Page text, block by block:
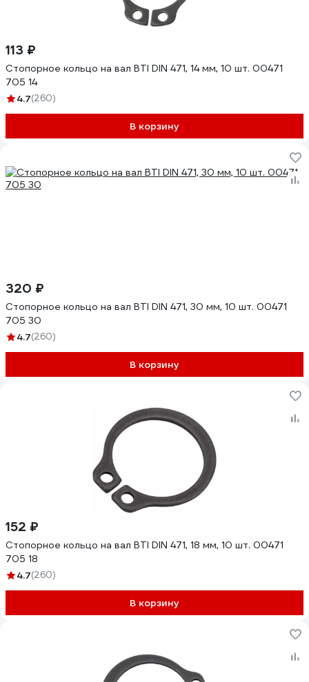
113 ₽
Стопорное кольцо на вал BTI DIN 471, 14 мм, 10 шт. 00471
705 14
4.7(260)
В корзину
320 ₽
Стопорное кольцо на вал BTI DIN 471, 30 мм, 10 шт. 00471
705 30
4.7(260)
В корзину
152 ₽
Стопорное кольцо на вал BTI DIN 471, 18 мм, 10 шт. 00471
705 18
4.7(260)
В корзину